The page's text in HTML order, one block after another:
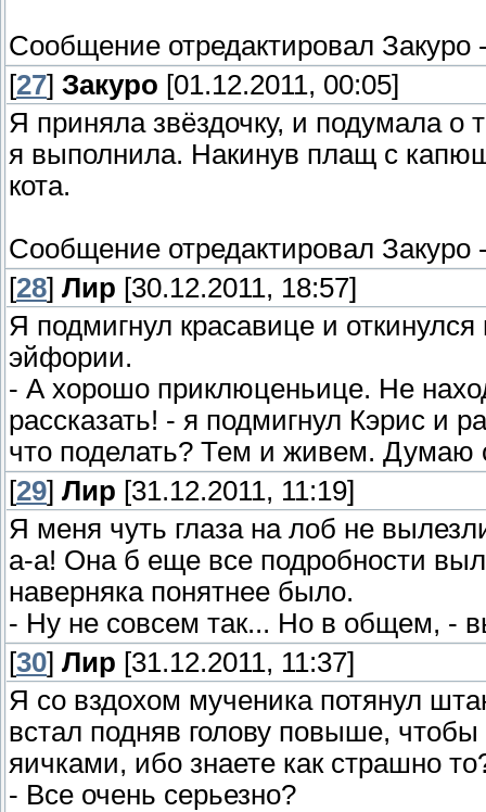
Сообщение отредактировал Закуро
[27] Закуро [01.12.2011, 00:05]
Я приняла звёздочку, и подумала
я выполнила. Накинув плащ с
кота.
Сообщение отредактировал Закуро
[28] Лир [30.12.2011, 18:57]
Я подмигнул красавице и
эйфории.
- А хорошо приклюценьице. Не
рассказать! - я подмигнул Кэрис и
что поделать? Тем и живем. Думаю
[29] Лир [31.12.2011, 11:19]
Я меня чуть глаза на лоб не
а-а! Она б еще все подробности
наверняка понятнее было.
- Ну не совсем так... Но в общем, -
[30] Лир [31.12.2011, 11:37]
Я со вздохом мученика потянул
встал подняв голову повыше,
яичками, ибо знаете как страшно
- Все очень серьезно?